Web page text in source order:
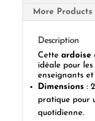
More Products
Description
Cette ardoise
idéale pour les
enseignants et
Dimensions :
pratique pour
quotidienne.